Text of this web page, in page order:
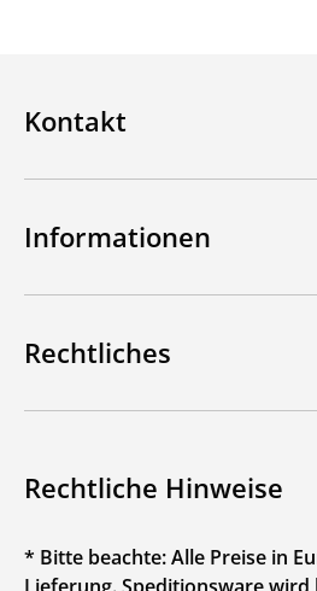
Kontakt
Informationen
Rechtliches
Rechtliche Hinweise
* Bitte beachte: Alle Preise in